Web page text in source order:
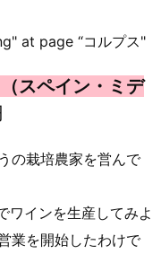
at page “コルプス"
スペイン・ミデ
の栽培農家を営んで
ワインを生産してみよ
業を開始したわけで